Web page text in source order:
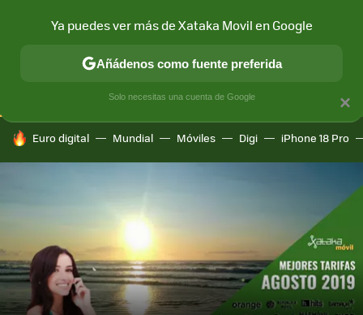
CONECTIVIDAD MÓVIL Y SOCIEDAD APLICACIONES
HOY SE HABLA DE
Euro digital Mundial Móviles Digi iPhone 18 Pro
×
Ya puedes ver más de Xataka Movil en Google
Añádenos como fuente preferida
Solo necesitas una cuenta de Google